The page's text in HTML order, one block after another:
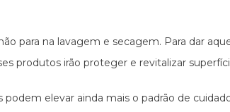
para na lavagem e secagem. Para dar
produtos irão proteger e revitalizar
elevar ainda mais o padrão de